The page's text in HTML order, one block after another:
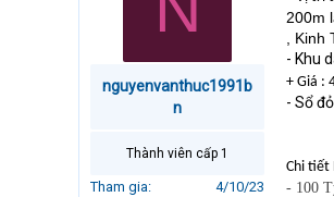
nguyenvanthuc1991b
n
Thành viên cấp 1
Tham gia
4/10/23
200m
,
- Khu
+ Giá :
- Sổ
Chi tiết
- 100